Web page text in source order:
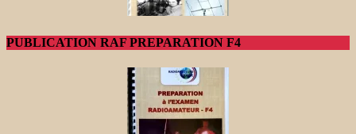
PUBLICATION RAF PREPARATION F4